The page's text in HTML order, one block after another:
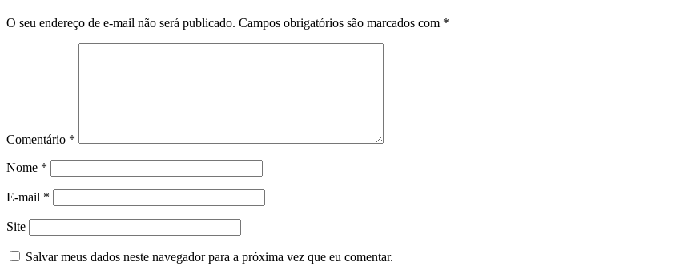
O seu endereço de e-mail não será publicado. Campos obrigatórios são marcados com *
Comentário *
Nome *
E-mail *
Site
Salvar meus dados neste navegador para a próxima vez que eu comentar.